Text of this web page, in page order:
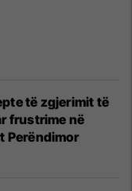
të zgjerimit të
frustrime në
Perëndimor